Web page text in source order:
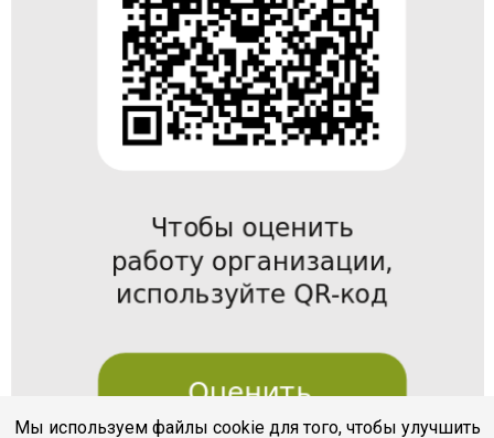
Мы используем файлы cookie для того, чтобы улучшить